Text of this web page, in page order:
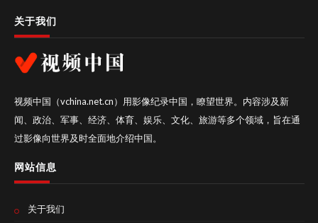
关于我们
视频中国（vchina.net.cn）用影像纪录中国，瞭望世界。内容涉及新
闻、政治、军事、经济、体育、娱乐、文化、旅游等多个领域，旨在通
过影像向世界及时全面地介绍中国。
网站信息
关于我们